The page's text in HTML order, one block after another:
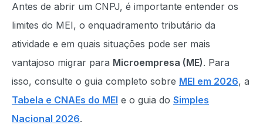
Antes de abrir um CNPJ, é importante entender os
limites do MEI, o enquadramento tributário da
atividade e em quais situações pode ser mais
vantajoso migrar para Microempresa (ME). Para
isso, consulte o guia completo sobre MEI em 2026, a
Tabela e CNAEs do MEI e o guia do Simples
Nacional 2026.